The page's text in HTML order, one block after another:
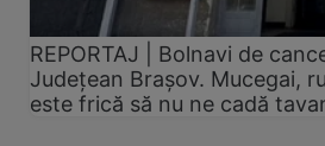
REPORTAJ | Bolnavi de
Județean Brașov. Mucegai,
este frică să nu ne cadă